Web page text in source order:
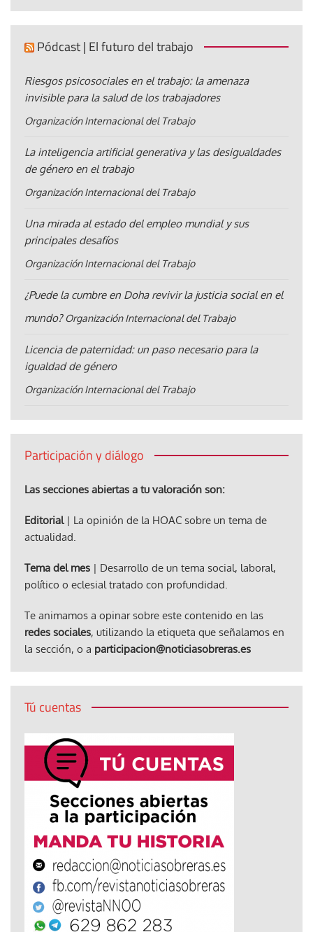
Pódcast | El futuro del trabajo
Riesgos psicosociales en el trabajo: la amenaza
invisible para la salud de los trabajadores
Organización Internacional del Trabajo
La inteligencia artificial generativa y las desigualdades
de género en el trabajo
Organización Internacional del Trabajo
Una mirada al estado del empleo mundial y sus
principales desafíos
Organización Internacional del Trabajo
¿Puede la cumbre en Doha revivir la justicia social en el
mundo? Organización Internacional del Trabajo
Licencia de paternidad: un paso necesario para la
igualdad de género
Organización Internacional del Trabajo
Participación y diálogo
Las secciones abiertas a tu valoración son:
Editorial| La opinión de la HOAC sobre un tema de
actualidad.
Tema del mes | Desarrollo de un tema social, laboral,
político o eclesial tratado con profundidad.
Te animamos a opinar sobre este contenido en las
redes sociales, utilizando la etiqueta que señalamos en
la sección, o a participacion@noticiasobreras.es
Tú cuentas